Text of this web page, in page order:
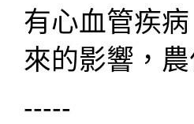
有心血管疾
來的影響，
-----